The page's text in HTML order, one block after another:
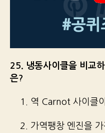
25. 냉동사이클을 비교
은?
1. 역 Carnot 사이클
2. 가역팽창 엔진을